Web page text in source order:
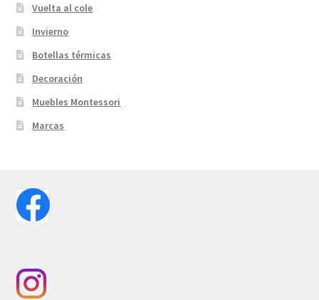
Vuelta al cole
Invierno
Botellas térmicas
Decoración
Muebles Montessori
Marcas